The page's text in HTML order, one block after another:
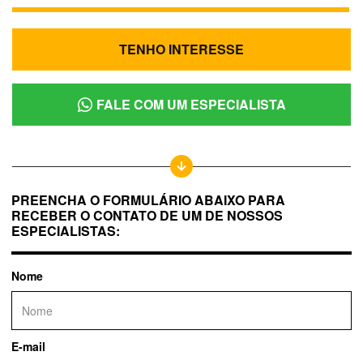
TENHO INTERESSE
FALE COM UM ESPECIALISTA
PREENCHA O FORMULÁRIO ABAIXO PARA
RECEBER O CONTATO DE UM DE NOSSOS
ESPECIALISTAS:
Nome
E-mail